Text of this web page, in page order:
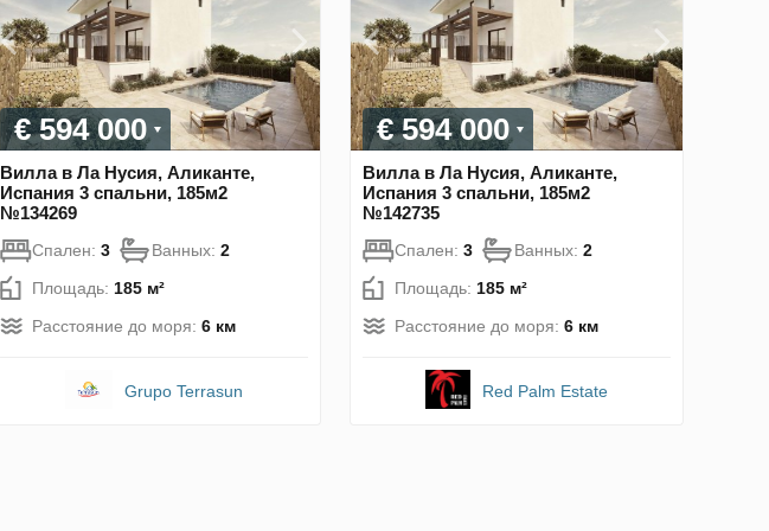
€ 594 000
Вилла в Ла Нусия, Аликанте,
Испания 3 спальни, 185м2
№134269
Спален: 3 Ванных: 2
Площадь: 185 м²
Расстояние до моря: 6 км
Grupo Terrasun
€ 594 000
Вилла в Ла Нусия, Аликанте,
Испания 3 спальни, 185м2
№142735
Спален: 3 Ванных: 2
Площадь: 185 м²
Расстояние до моря: 6 км
Red Palm Estate